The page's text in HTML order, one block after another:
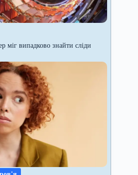
міг випадково знайти сліди